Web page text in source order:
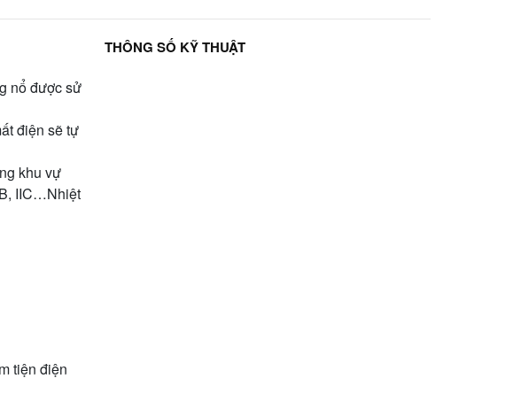
nổ được sử
điện sẽ tự
khu vự
IIC…Nhiệt
tiện điện
THÔNG SỐ KỸ THUẬT